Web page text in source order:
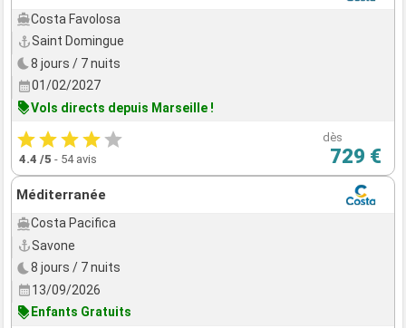
Costa Favolosa
Saint Domingue
8 jours / 7 nuits
01/02/2027
Vols directs depuis Marseille !
4.4 /5 - 54 avis
dès
729 €
Méditerranée
Costa Pacifica
Savone
8 jours / 7 nuits
13/09/2026
Enfants Gratuits